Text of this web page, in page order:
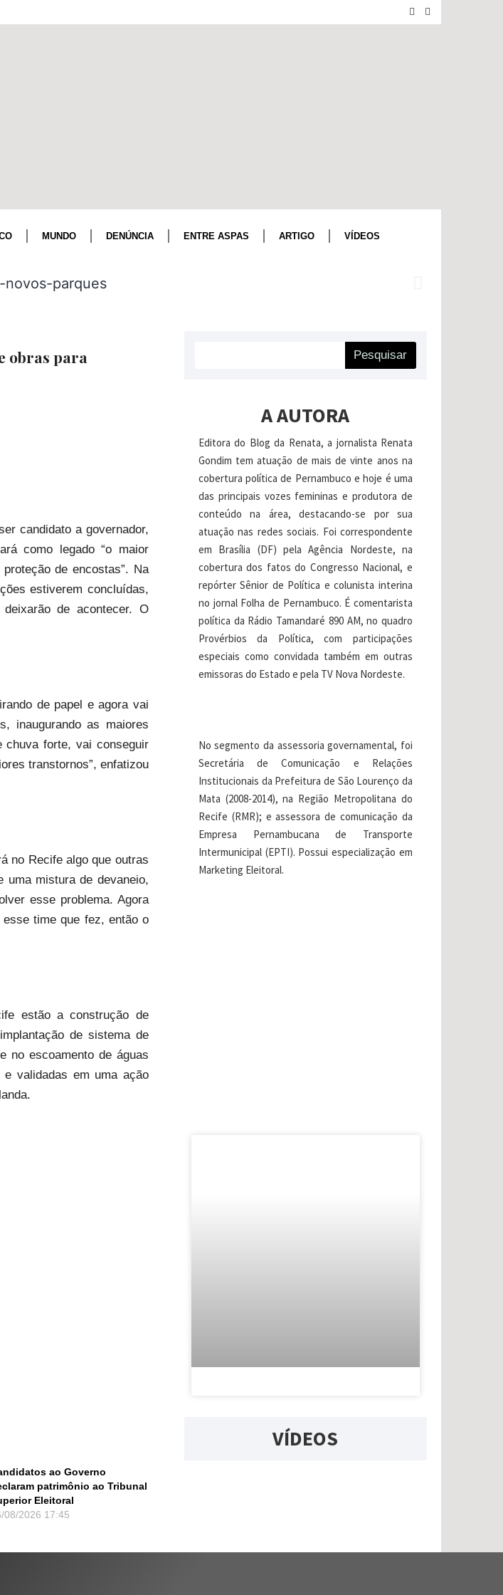
MUNDO DENÚNCIA ENTRE ASPAS ARTIGO VÍDEOS
obras para
candidato a governador,
como legado “o maior
de encostas”. Na
estiverem concluídas,
de acontecer. O
de papel e agora vai
inaugurando as maiores
chuva forte, vai conseguir
transtornos”, enfatizou
no Recife algo que outras
uma mistura de devaneio,
esse problema. Agora
time que fez, então o
estão a construção de
de sistema de
no escoamento de águas
validadas em uma ação
ao Governo
patrimônio ao Tribunal
Eleitoral
08/2026 17:45
Pesquisar
A AUTORA
Editora do Blog da Renata, a jornalista Renata
Gondim tem atuação de mais de vinte anos na
cobertura política de Pernambuco e hoje é uma
das principais vozes femininas e produtora de
conteúdo na área, destacando-se por sua
atuação nas redes sociais. Foi correspondente
em Brasília (DF) pela Agência Nordeste, na
cobertura dos fatos do Congresso Nacional, e
repórter Sênior de Política e colunista interina
no jornal Folha de Pernambuco. É comentarista
política da Rádio Tamandaré 890 AM, no quadro
Provérbios da Política, com participações
especiais como convidada também em outras
emissoras do Estado e pela TV Nova Nordeste.
No segmento da assessoria governamental, foi
Secretária de Comunicação e Relações
Institucionais da Prefeitura de São Lourenço da
Mata (2008-2014), na Região Metropolitana do
Recife (RMR); e assessora de comunicação da
Empresa Pernambucana de Transporte
Intermunicipal (EPTI). Possui especialização em
Marketing Eleitoral.
VÍDEOS